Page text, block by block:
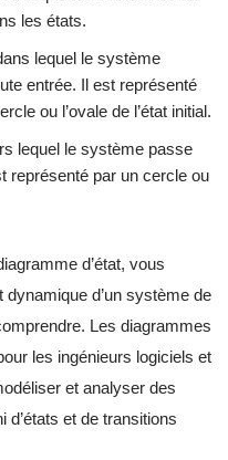
les états.
lequel le système
entrée. Il est représenté
ou l’ovale de l’état initial.
lequel le système passe
représenté par un cercle ou
d’état, vous
d’un système de
Les diagrammes
les ingénieurs logiciels et
et analyser des
et de transitions